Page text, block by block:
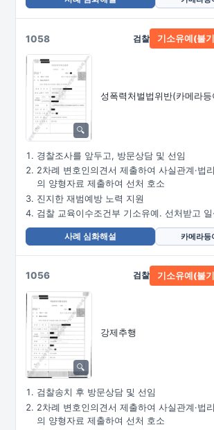
1058
성폭력처벌법위반(카메라
검찰 기소유예(불
경찰조사를 앞두고, 방문상담 및 선임
2차례 변호인의견서 제출하여 사실관계·법
의 양형자료 제출하여 선처 호소
진지한 재범예방 노력 지원
검찰 교육이수조건부 기소유예. 선처받고 일
사례 심화해설 카메라등
1056
강제추행
검찰 기소유예(불
검찰송치 후 방문상담 및 선임
2차례 변호인의견서 제출하여 사실관계·법
의 양형자료 제출하여 선처 호소